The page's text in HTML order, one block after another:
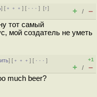
] [ ﹢﹢﹢] [ · · ·][↑]
+ / –
тот самый
мой создатель не уметь
] [ ﹢﹢﹢] [ · · ·]
+1
+ / –
much beer?